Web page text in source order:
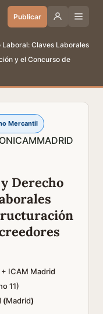
Publicar
Claves Laborales
y el Concurso de
Mercantil
ICAMMADRID
Derecho
ICAM Madrid
11)
(Madrid)